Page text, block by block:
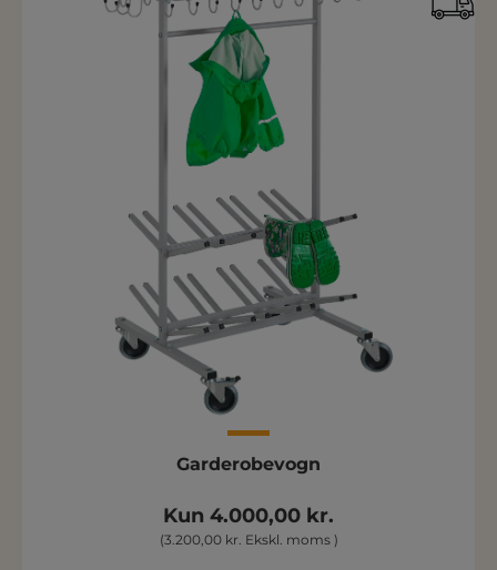
Garderobevogn
Kun 4.000,00 kr.
(3.200,00 kr. Ekskl. moms )